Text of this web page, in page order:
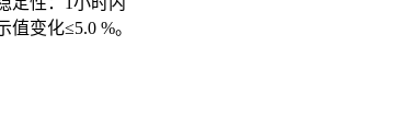
值变化≤5.0 %。